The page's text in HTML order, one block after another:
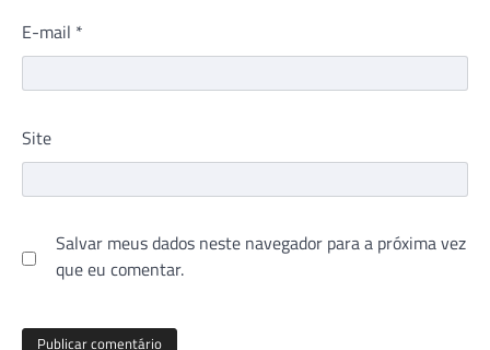
E-mail *
Site
Salvar meus dados neste navegador para a próxima vez
que eu comentar.